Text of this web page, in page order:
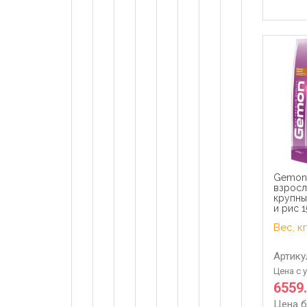
и рис
Вес,
Цена с
Цена